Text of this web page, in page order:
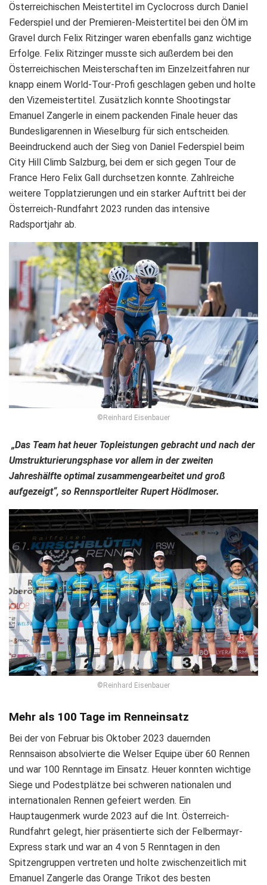
Österreichischen Meistertitel im Cyclocross durch Daniel
Federspiel und der Premieren-Meistertitel bei den ÖM im
Gravel durch Felix Ritzinger waren ebenfalls ganz wichtige
Erfolge. Felix Ritzinger musste sich außerdem bei den
Österreichischen Meisterschaften im Einzelzeitfahren nur
knapp einem World-Tour-Profi geschlagen geben und holte
den Vizemeistertitel. Zusätzlich konnte Shootingstar
Emanuel Zangerle in einem packenden Finale heuer das
Bundesligarennen in Wieselburg für sich entscheiden.
Beeindruckend auch der Sieg von Daniel Federspiel beim
City Hill Climb Salzburg, bei dem er sich gegen Tour de
France Hero Felix Gall durchsetzen konnte. Zahlreiche
weitere Topplatzierungen und ein starker Auftritt bei der
Österreich-Rundfahrt 2023 runden das intensive
Radsportjahr ab.
©Reinhard Eisenbauer
„Das Team hat heuer Topleistungen gebracht und nach der
Umstrukturierungsphase vor allem in der zweiten
Jahreshälfte optimal zusammengearbeitet und groß
aufgezeigt“, so Rennsportleiter Rupert Hödlmoser.
©Reinhard Eisenbauer
Mehr als 100 Tage im Renneinsatz
Bei der von Februar bis Oktober 2023 dauernden
Rennsaison absolvierte die Welser Equipe über 60 Rennen
und war 100 Renntage im Einsatz. Heuer konnten wichtige
Siege und Podestplätze bei schweren nationalen und
internationalen Rennen gefeiert werden. Ein
Hauptaugenmerk wurde 2023 auf die Int. Österreich-
Rundfahrt gelegt, hier präsentierte sich der Felbermayr-
Express stark und war an 4 von 5 Renntagen in den
Spitzengruppen vertreten und holte zwischenzeitlich mit
Emanuel Zangerle das Orange Trikot des besten